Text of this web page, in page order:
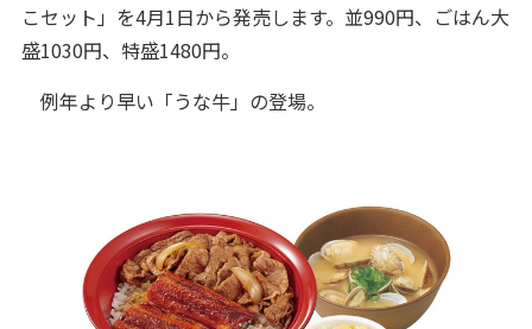
こセット」を4月1日から発売します。並990円、ごはん大
盛1030円、特盛1480円。
例年より早い「うな牛」の登場。